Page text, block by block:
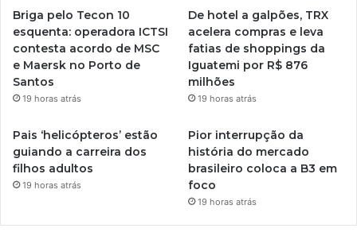
Briga pelo Tecon 10
esquenta: operadora ICTSI
contesta acordo de MSC
e Maersk no Porto de
Santos
19 horas atrás
De hotel a galpões, TRX
acelera compras e leva
fatias de shoppings da
Iguatemi por R$ 876
milhões
19 horas atrás
Pais ‘helicópteros’ estão
guiando a carreira dos
filhos adultos
19 horas atrás
Pior interrupção da
história do mercado
brasileiro coloca a B3 em
foco
19 horas atrás